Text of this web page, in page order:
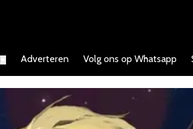
Adverteren Volg ons op Whatsapp